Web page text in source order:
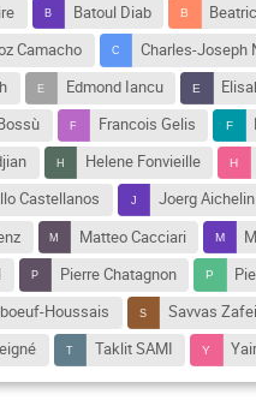
Batoul Diab
Camacho
Charles-Joseph
Edmond Iancu
Francois Gelis
Helene Fonvieille
Castellanos
Joerg Aichelin
Matteo Cacciari
Pierre Chatagnon
Houssais
Savvas
Taklit SAMI